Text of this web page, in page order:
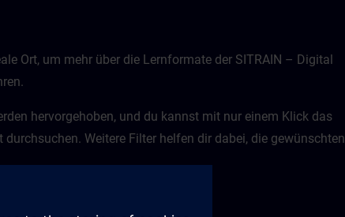
Ort, um mehr über die Lernformate der SITRAIN – Digital
hervorgehoben, und du kannst mit nur einem Klick das
Weitere Filter helfen dir dabei, die gewünschten